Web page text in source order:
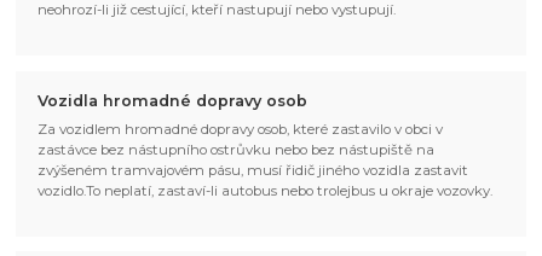
neohrozí-li již cestující, kteří nastupují nebo vystupují.
Vozidla hromadné dopravy osob
Za vozidlem hromadné dopravy osob, které zastavilo v obci v
zastávce bez nástupního ostrůvku nebo bez nástupiště na
zvýšeném tramvajovém pásu, musí řidič jiného vozidla zastavit
vozidlo.To neplatí, zastaví-li autobus nebo trolejbus u okraje vozovky.